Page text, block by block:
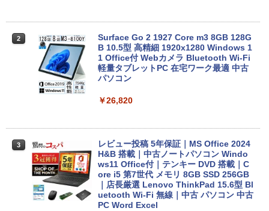
2
Surface Go 2 1927 Core m3 8GB 128G
B 10.5型 高精細 1920x1280 Windows 1
1 Office付 Webカメラ Bluetooth Wi-Fi
軽量タブレットPC 在宅ワーク最適 中古
パソコン
￥26,820
3
レビュー投稿 5年保証｜MS Office 2024
H&B 搭載｜中古ノートパソコン Windo
ws11 Office付｜テンキー DVD 搭載｜C
ore i5 第7世代 メモリ 8GB SSD 256GB
｜店長厳選 Lenovo ThinkPad 15.6型 Bl
uetooth Wi-Fi 無線｜中古 パソコン 中古
PC Word Excel